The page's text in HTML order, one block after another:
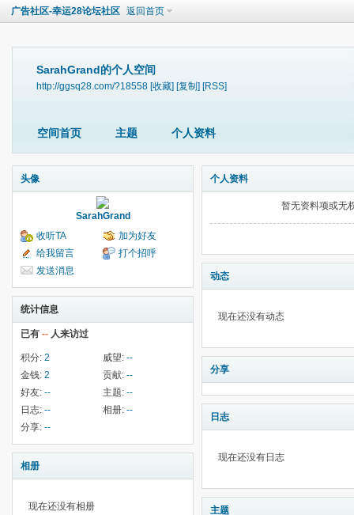
广告社区-幸运28论坛社区 返回首页
SarahGrand的个人空间
http://ggsq28.com/?18558 [收藏] [复制] [RSS]
空间首页 主题 个人资料
头像
SarahGrand
收听TA
加为好友
给我留言
打个招呼
发送消息
统计信息
已有 -- 人来访过
积分: 2 威望: --
金钱: 2 贡献: --
好友: -- 主题: --
日志: -- 相册: --
分享: --
相册
现在还没有相册
个人资料
暂无资料项或无
动态
现在还没有动态
分享
日志
现在还没有日志
主题